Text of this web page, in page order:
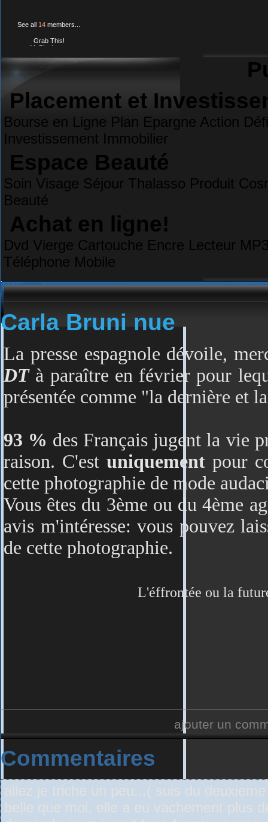
See all 14members...
Grab This!
MyBlogLog
Placement et
Bourse en Ligne Plan Epargne Action
Investissement Immobilier
Espace Beauté
Soin Visage Séjour Thalasso Produit
Beauté
Achat en ligne!
Dvd Vierge Cartouche Encre Lecteur
Téléphone Mobile
Carla Bruni nue
La presse espagnole dévoile,
DTà paraître en février pour
présentée comme "la dernière et
93 % des Français jugent la vie
raison. C'estuniquement pour
cette photographie de mode
Vous êtes du 3ème ou du 4ème
avis m'intéresse: vous pouvez
de cette photographie.
L'éffrontée ou la
ajouter un
Commentaires